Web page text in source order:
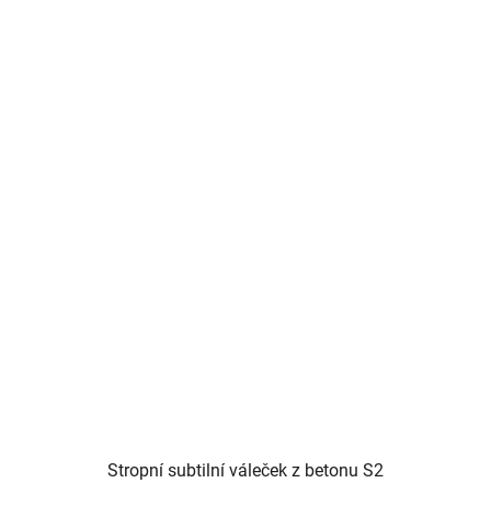
Stropní subtilní váleček z betonu S2